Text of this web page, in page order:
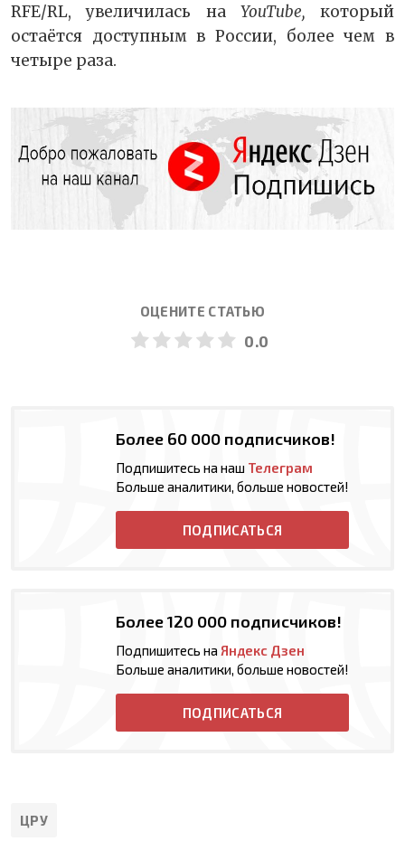
RFE/RL, увеличилась на YouTube, который
остаётся доступным в России, более чем в
четыре раза.
ОЦЕНИТЕ СТАТЬЮ
0.0
Более 60 000 подписчиков!
Подпишитесь на наш Телеграм
Больше аналитики, больше новостей!
ПОДПИСАТЬСЯ
Более 120 000 подписчиков!
Подпишитесь на Яндекс Дзен
Больше аналитики, больше новостей!
ПОДПИСАТЬСЯ
ЦРУ